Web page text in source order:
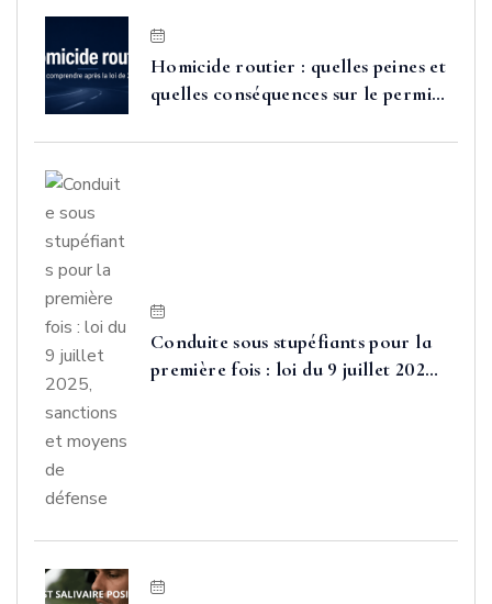
Homicide routier : quelles peines et
quelles conséquences sur le permis
Conduite sous stupéfiants pour la
première fois : loi du 9 juillet 2025,